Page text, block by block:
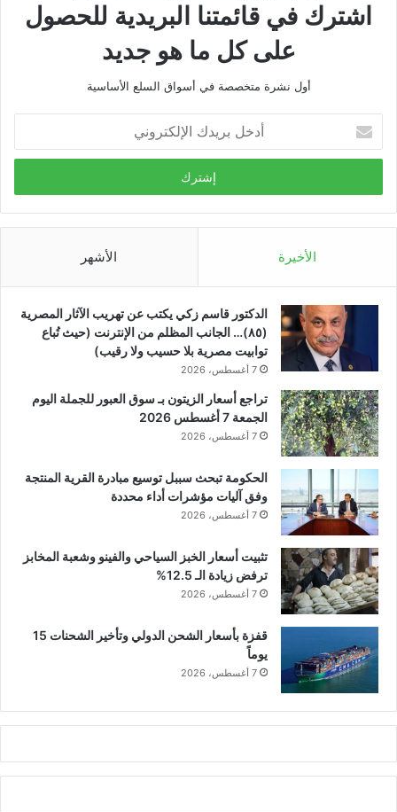
اشترك في قائمتنا البريدية للحصول
على كل ما هو جديد
أول نشرة متخصصة في أسواق السلع الأساسية
بريدك
الإلكتروني
الأخيرة الأشهر
الدكتور قاسم زكي يكتب عن تهريب الآثار المصرية
(٨٥)… الجانب المظلم من الإنترنت (حيث تُباع
توابيت مصرية بلا حسيب ولا رقيب)
7 أغسطس، 2026
تراجع أسعار الزيتون بـ سوق العبور للجملة اليوم
الجمعة 7 أغسطس 2026
7 أغسطس، 2026
الحكومة تبحث سببل توسيع مبادرة القرية المنتجة
وفق آليات مؤشرات أداء محددة
7 أغسطس، 2026
تثبيت أسعار الخبز السياحي والفينو وشعبة المخابز
ترفض زيادة الـ 12.5%
7 أغسطس، 2026
قفزة بأسعار الشحن الدولي وتأخير الشحنات 15
يوماً
7 أغسطس، 2026